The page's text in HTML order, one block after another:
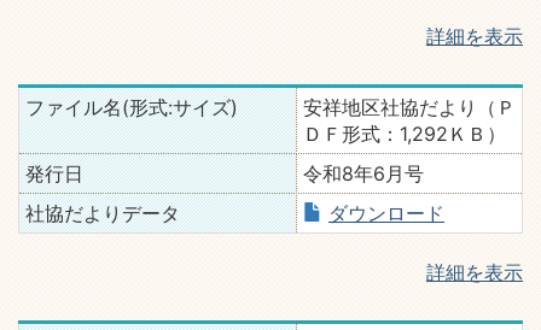
詳細を表示
ファイル名(形式:サイズ)
安祥地区社協だより（Ｐ
ＤＦ形式：1,292ＫＢ）
発行日
令和8年6月号
社協だよりデータ
ダウンロード
詳細を表示